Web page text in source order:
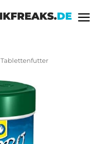
Tablettenfutter